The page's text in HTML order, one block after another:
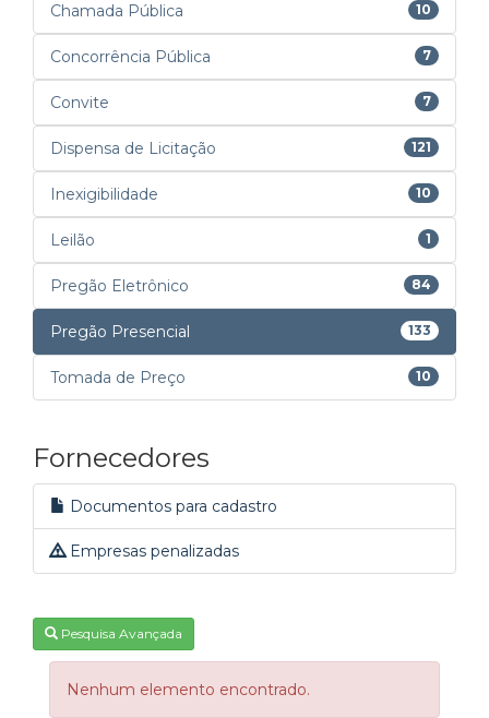
Chamada Pública 10
Concorrência Pública 7
Convite 7
Dispensa de Licitação 121
Inexigibilidade 10
Leilão 1
Pregão Eletrônico 84
Pregão Presencial 133
Tomada de Preço 10
Fornecedores
Documentos para cadastro
Empresas penalizadas
Pesquisa Avançada
Nenhum elemento encontrado.